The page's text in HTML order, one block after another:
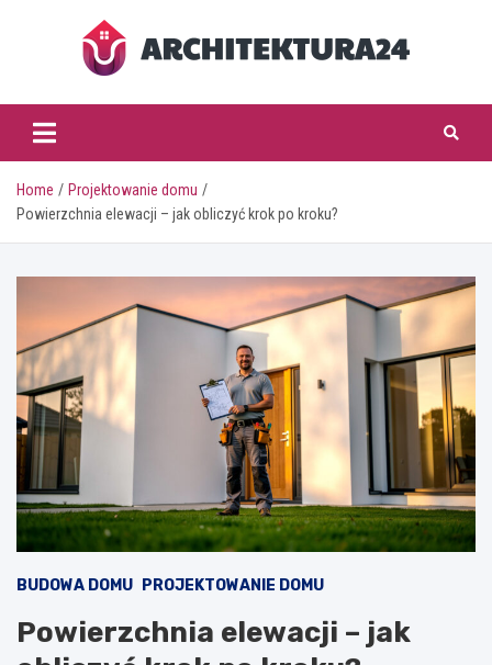
architektura24.pl
Home
Projektowanie domu
Powierzchnia elewacji – jak obliczyć krok po kroku?
BUDOWA DOMU PROJEKTOWANIE DOMU
Powierzchnia elewacji – jak